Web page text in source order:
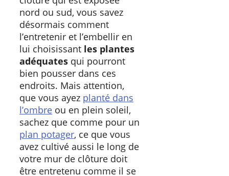
nord ou sud, vous savez
désormais comment
l’entretenir et l’embellir en
lui choisissant les plantes
adéquates qui pourront
bien pousser dans ces
endroits. Mais attention,
que vous ayez planté dans
l’ombre ou en plein soleil,
sachez que comme pour un
plan potager, ce que vous
avez cultivé aussi le long de
votre mur de clôture doit
être entretenu comme il se